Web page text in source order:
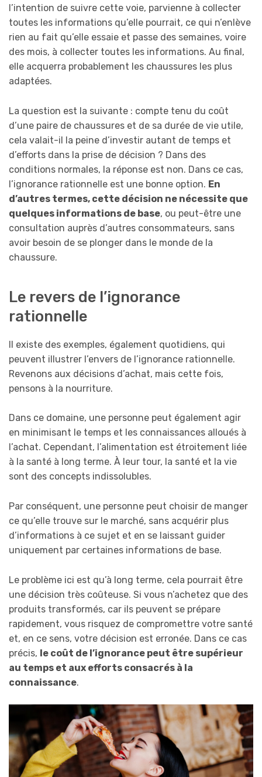
l’intention de suivre cette voie, parvienne à collecter
toutes les informations qu’elle pourrait, ce qui n’enlève
rien au fait qu’elle essaie et passe des semaines, voire
des mois, à collecter toutes les informations. Au final,
elle acquerra probablement les chaussures les plus
adaptées.
La question est la suivante : compte tenu du coût
d’une paire de chaussures et de sa durée de vie utile,
cela valait-il la peine d’investir autant de temps et
d’efforts dans la prise de décision ? Dans des
conditions normales, la réponse est non. Dans ce cas,
l’ignorance rationnelle est une bonne option. En
d’autres termes, cette décision ne nécessite que
quelques informations de base, ou peut-être une
consultation auprès d’autres consommateurs, sans
avoir besoin de se plonger dans le monde de la
chaussure.
Le revers de l’ignorance
rationnelle
Il existe des exemples, également quotidiens, qui
peuvent illustrer l’envers de l’ignorance rationnelle.
Revenons aux décisions d’achat, mais cette fois,
pensons à la nourriture.
Dans ce domaine, une personne peut également agir
en minimisant le temps et les connaissances alloués à
l’achat. Cependant, l’alimentation est étroitement liée
à la santé à long terme. À leur tour, la santé et la vie
sont des concepts indissolubles.
Par conséquent, une personne peut choisir de manger
ce qu’elle trouve sur le marché, sans acquérir plus
d’informations à ce sujet et en se laissant guider
uniquement par certaines informations de base.
Le problème ici est qu’à long terme, cela pourrait être
une décision très coûteuse. Si vous n’achetez que des
produits transformés, car ils peuvent se prépare
rapidement, vous risquez de compromettre votre santé
et, en ce sens, votre décision est erronée. Dans ce cas
précis, le coût de l’ignorance peut être supérieur
au temps et aux efforts consacrés à la
connaissance.